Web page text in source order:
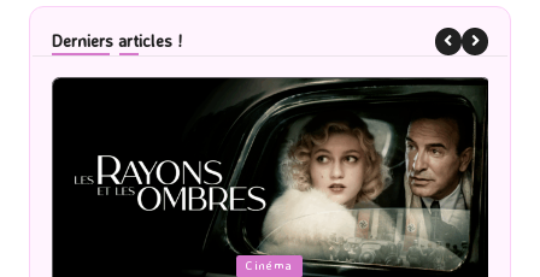
Derniers articles !
Cinéma